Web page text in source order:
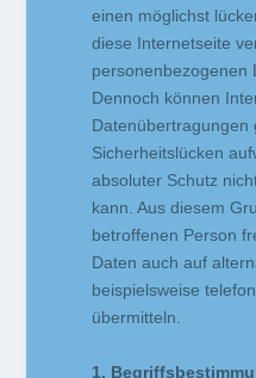
einen möglichst
diese Internetseite
personenbezogenen
Dennoch können
Datenübertragungen
Sicherheitslücken
absoluter Schutz
kann. Aus diesem
betroffenen Person
Daten auch auf
beispielsweise
übermitteln.
1.